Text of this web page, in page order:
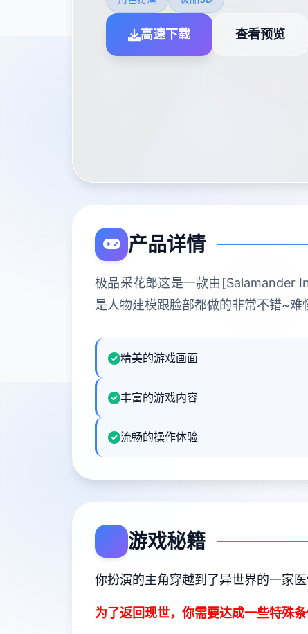
高速下载 查看预览
产品详情
极品采花郎这是一款由[Salamander
是人物建模跟脸部都做的非常不错~
精美的游戏画面
丰富的游戏内容
流畅的操作体验
游戏秘籍
你扮演的主角穿越到了异世界的一家医
为了返回现世，你需要达成一些特殊条